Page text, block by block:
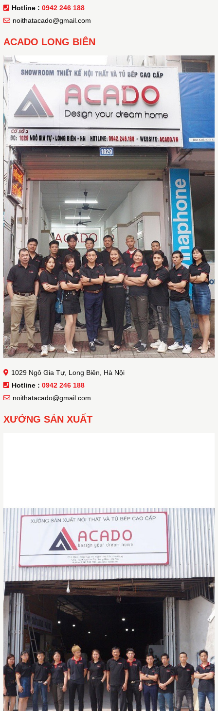
Hotline : 0942 246 188
noithatacado@gmail.com
ACADO LONG BIÊN
1029 Ngô Gia Tự, Long Biên, Hà Nội
Hotline : 0942 246 188
noithatacado@gmail.com
XƯỞNG SẢN XUẤT